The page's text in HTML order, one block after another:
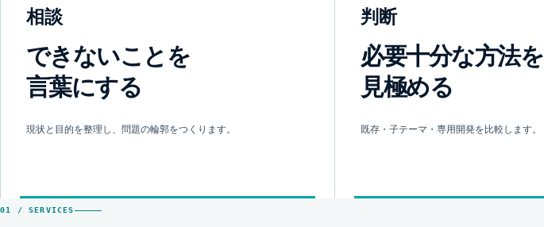
相談
できないことを
言葉にする
現状と目的を整理し、問題の輪郭をつくります。
判断
必要十分な方法を
見極める
既存・子テーマ・専用開発を比較します。
01 / SERVICES